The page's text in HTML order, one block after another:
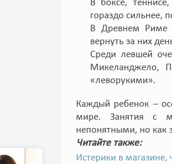
В боксе,
гораздо сильнее,
В Древнем Риме
вернуть за них
Среди левшей
Микеланджело,
«леворукими».
Каждый ребенок –
мире. Занятия с
непонятными, но как
Читайте также:
Истерики в магазине,